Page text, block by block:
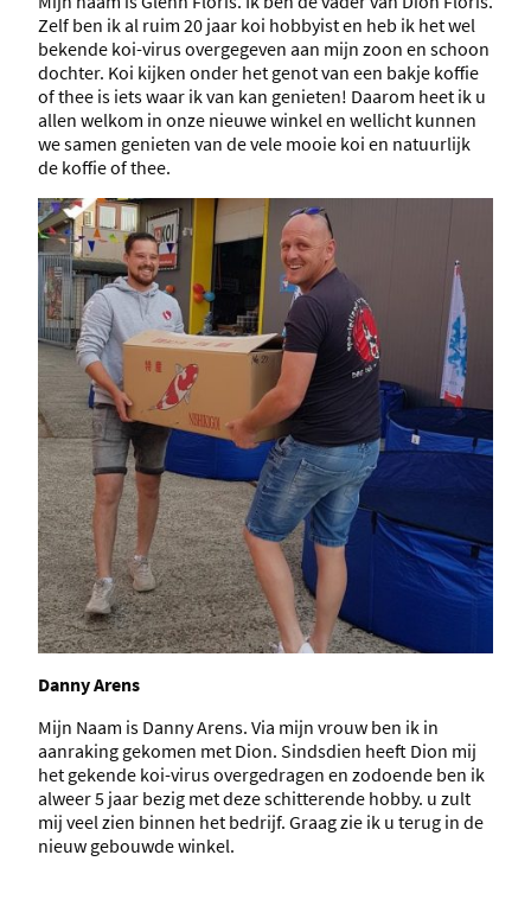
Zelf ben ik al ruim 20 jaar koi hobbyist en heb ik het wel
bekende koi-virus overgegeven aan mijn zoon en schoon
dochter. Koi kijken onder het genot van een bakje koffie
of thee is iets waar ik van kan genieten! Daarom heet ik u
allen welkom in onze nieuwe winkel en wellicht kunnen
we samen genieten van de vele mooie koi en natuurlijk
de koffie of thee.
Danny Arens
Mijn Naam is Danny Arens. Via mijn vrouw ben ik in
aanraking gekomen met Dion. Sindsdien heeft Dion mij
het gekende koi-virus overgedragen en zodoende ben ik
alweer 5 jaar bezig met deze schitterende hobby. u zult
mij veel zien binnen het bedrijf. Graag zie ik u terug in de
nieuw gebouwde winkel.